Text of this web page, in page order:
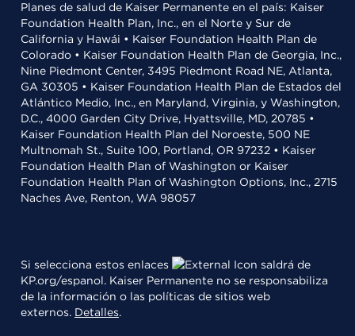
Planes de salud de Kaiser Permanente en el país: Kaiser
Foundation Health Plan, Inc., en el Norte y Sur de
California y Hawái • Kaiser Foundation Health Plan de
Colorado • Kaiser Foundation Health Plan de Georgia, Inc.,
Nine Piedmont Center, 3495 Piedmont Road NE, Atlanta,
GA 30305 • Kaiser Foundation Health Plan de Estados del
Atlántico Medio, Inc., en Maryland, Virginia, y Washington,
D.C., 4000 Garden City Drive, Hyattsville, MD, 20785 •
Kaiser Foundation Health Plan del Noroeste, 500 NE
Multnomah St., Suite 100, Portland, OR 97232 • Kaiser
Foundation Health Plan of Washington or Kaiser
Foundation Health Plan of Washington Options, Inc., 2715
Naches Ave, Renton, WA 98057
Si selecciona estos enlaces
saldrá de
KP.org/espanol. Kaiser Permanente no se responsabiliza
de la información o las políticas de sitios web
externos. Detalles.